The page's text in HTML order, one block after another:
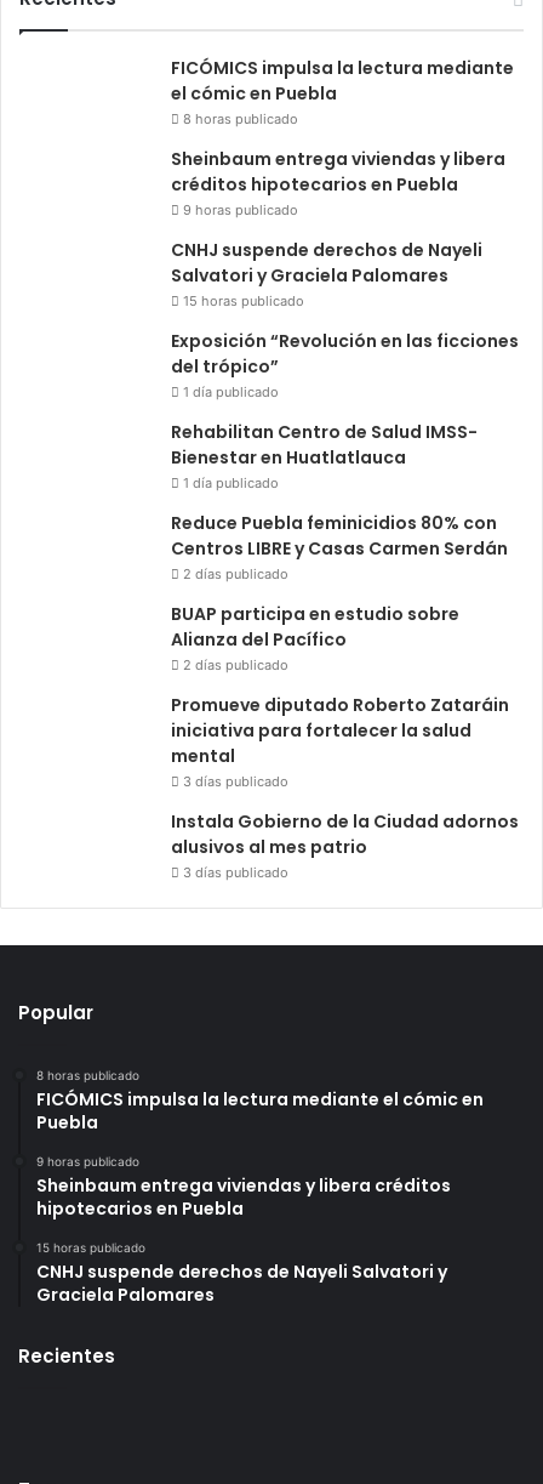
FICÓMICS impulsa la lectura mediante
el cómic en Puebla
8 horas publicado
Sheinbaum entrega viviendas y libera
créditos hipotecarios en Puebla
9 horas publicado
CNHJ suspende derechos de Nayeli
Salvatori y Graciela Palomares
15 horas publicado
Exposición “Revolución en las ficciones
del trópico”
1 día publicado
Rehabilitan Centro de Salud IMSS-
Bienestar en Huatlatlauca
1 día publicado
Reduce Puebla feminicidios 80% con
Centros LIBRE y Casas Carmen Serdán
2 días publicado
BUAP participa en estudio sobre
Alianza del Pacífico
2 días publicado
Promueve diputado Roberto Zataráin
iniciativa para fortalecer la salud
mental
3 días publicado
Instala Gobierno de la Ciudad adornos
alusivos al mes patrio
3 días publicado
Popular
8 horas publicado
FICÓMICS impulsa la lectura mediante el cómic en
Puebla
9 horas publicado
Sheinbaum entrega viviendas y libera créditos
hipotecarios en Puebla
15 horas publicado
CNHJ suspende derechos de Nayeli Salvatori y
Graciela Palomares
Recientes